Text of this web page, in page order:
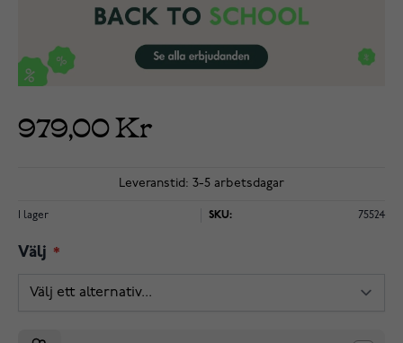
979,00 Kr
Leveranstid: 3-5 arbetsdagar
I lager SKU: 75524
Välj